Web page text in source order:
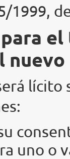
1999,
nuevo
lícito
uno o